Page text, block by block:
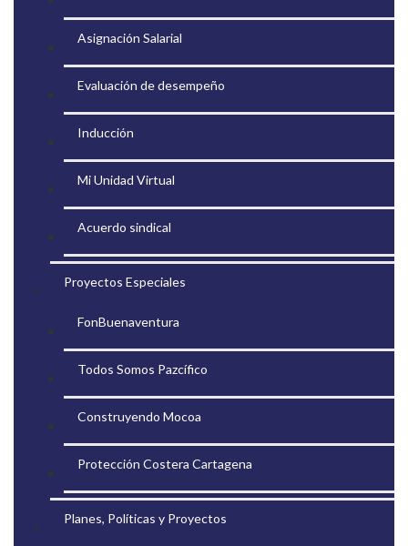
Asignación Salarial
Evaluación de desempeño
Inducción
Mi Unidad Virtual
Acuerdo sindical
Proyectos Especiales
FonBuenaventura
Todos Somos Pazcífico
Construyendo Mocoa
Protección Costera Cartagena
Planes, Políticas y Proyectos